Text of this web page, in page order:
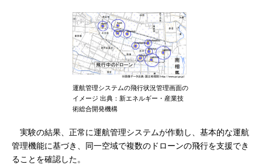
運航管理システムの飛行状況管理画面の
イメージ 出典：新エネルギー・産業技
術総合開発機構
実験の結果、正常に運航管理システムが作動し、基本的な運航
管理機能に基づき、同一空域で複数のドローンの飛行を支援でき
ることを確認した。